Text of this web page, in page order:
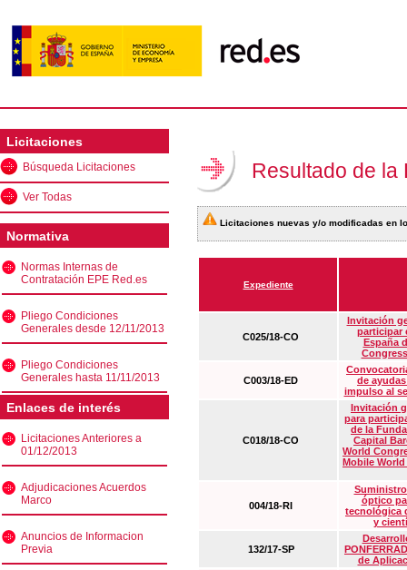
Licitaciones
Búsqueda Licitaciones
Ver Todas
Normativa
Normas Internas de
Contratación EPE Red.es
Pliego Condiciones
Generales desde 12/11/2013
Pliego Condiciones
Generales hasta 11/11/2013
Enlaces de interés
Licitaciones Anteriores a
01/12/2013
Adjudicaciones Acuerdos
Marco
Anuncios de Informacion
Previa
Resultado de la
Licitaciones nuevas y/o modificadas en
Expediente
C025/18-CO
Invitación
participar
España
C003/18-ED
de
impulso al
C018/18-CO
Invitación
para
de la
Capital
World
Mobile
004/18-RI
óptico
tecnológica
y
132/17-SP
de